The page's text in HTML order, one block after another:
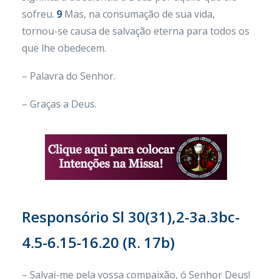
sofreu. 9 Mas, na consumação de sua vida,
tornou-se causa de salvação eterna para todos os
que lhe obedecem.
– Palavra do Senhor.
– Graças a Deus.
Responsório Sl 30(31),2-3a.3bc-
4.5-6.15-16.20 (R. 17b)
– Salvai-me pela vossa compaixão, ó Senhor Deus!